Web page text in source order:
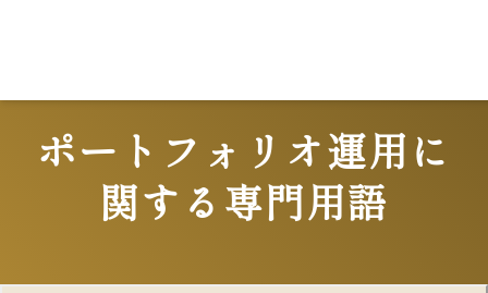
ポートフォリオ運用に
関する専門用語